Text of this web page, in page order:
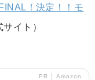
！決定！！モ
サイト）
PR │ Amazon